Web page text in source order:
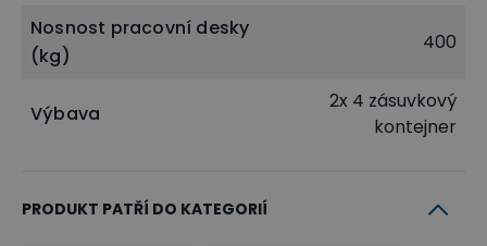
Nosnost pracovní desky
(kg)
400
Výbava
2x 4 zásuvkový
kontejner
PRODUKT PATŘÍ DO KATEGORIÍ